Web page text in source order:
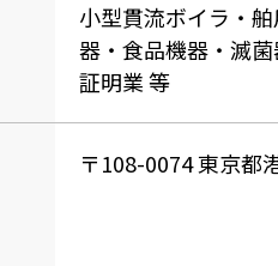
小型貫流ボイラ・
器・食品機器・滅
証明業 等
〒108-0074 東京都